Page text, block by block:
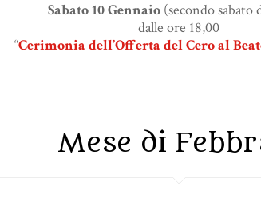
Sabato 10 Gennaio (secondo sabato
dalle ore 18,00
“Cerimonia dell’Offerta del Cero al
Mese di